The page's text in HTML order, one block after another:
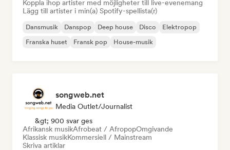
Koppla ihop artister med möjligheter till live-evenemang
Lägg till artister i min(a) Spotify-spellista(r)
Dansmusik Danspop Deep house Disco
Elektropop
Franska huset
Fransk pop House-musik
songweb.net
Media Outlet/Journalist
&gt; 900 svar ges
Afrikansk musikAfrobeat / AfropopOmgivande
Klassisk musikKommersiell / Mainstream
Skriva artiklar